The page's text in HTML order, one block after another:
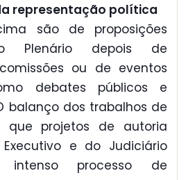
representação política
são de proposições
Plenário depois de
ou de eventos
debates públicos e
balanço dos trabalhos de
que projetos de autoria
e do Judiciário
intenso processo de